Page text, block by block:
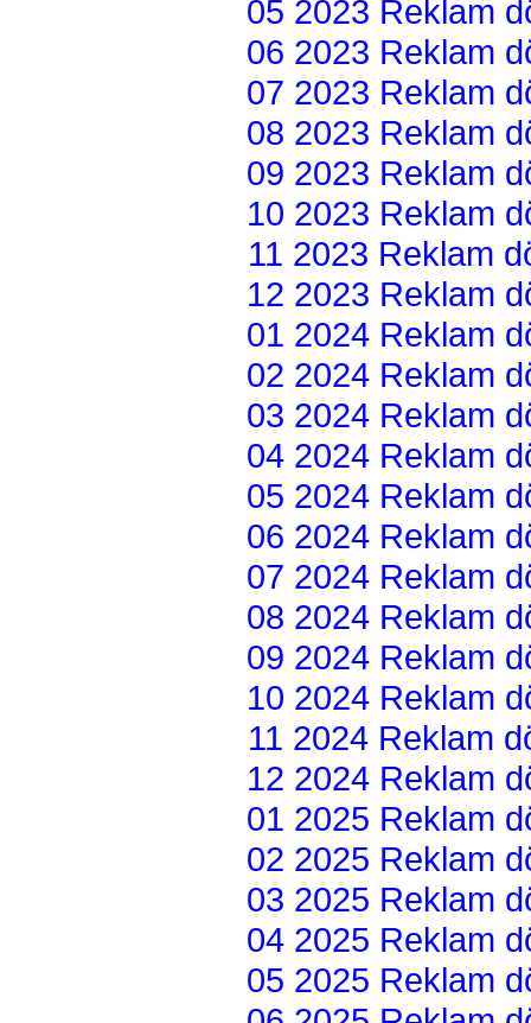
05 2023 Reklam
06 2023 Reklam
07 2023 Reklam
08 2023 Reklam
09 2023 Reklam
10 2023 Reklam
11 2023 Reklam
12 2023 Reklam
01 2024 Reklam
02 2024 Reklam
03 2024 Reklam
04 2024 Reklam
05 2024 Reklam
06 2024 Reklam
07 2024 Reklam
08 2024 Reklam
09 2024 Reklam
10 2024 Reklam
11 2024 Reklam
12 2024 Reklam
01 2025 Reklam
02 2025 Reklam
03 2025 Reklam
04 2025 Reklam
05 2025 Reklam